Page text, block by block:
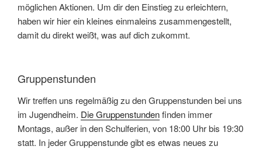
möglichen Aktionen. Um dir den Einstieg zu erleichtern,
haben wir hier ein kleines einmaleins zusammengestellt,
damit du direkt weißt, was auf dich zukommt.
Gruppenstunden
Wir treffen uns regelmäßig zu den Gruppenstunden bei uns
im Jugendheim. Die Gruppenstundenfinden immer
Montags, außer in den Schulferien, von 18:00 Uhr bis 19:30
statt. In jeder Gruppenstunde gibt es etwas neues zu